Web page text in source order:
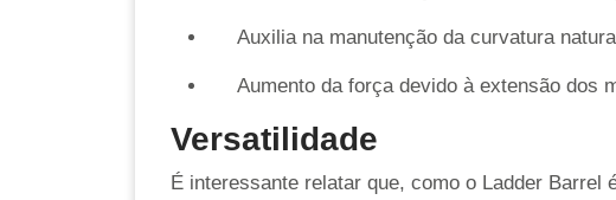
Auxilia na manutenção da curvatura
Aumento da força devido à extensão dos
Versatilidade
É interessante relatar que, como o Ladder